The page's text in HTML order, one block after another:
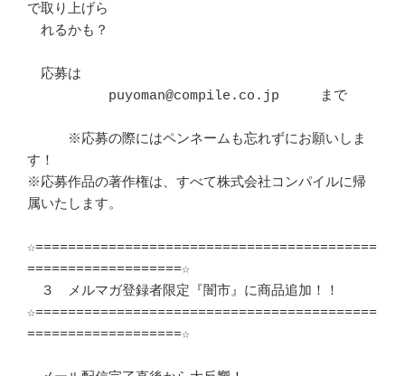
で取り上げら
れるかも？
応募は
puyoman@compile.co.jp　　　まで
※応募の際にはペンネームも忘れずにお願いしま
す！
※応募作品の著作権は、すべて株式会社コンパイルに帰
属いたします。
☆==========================================
===================☆
３　メルマガ登録者限定『闇市』に商品追加！！
☆==========================================
===================☆